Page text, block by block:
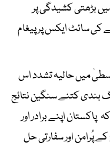
بڑھتی کشیدگی پر
کی سائٹ ایکس پر پیغام
میں حالیہ تشدد اس
بندی کتنے سنگین نتائج
اپنے برادر اور
پُرامن اور سفارتی حل